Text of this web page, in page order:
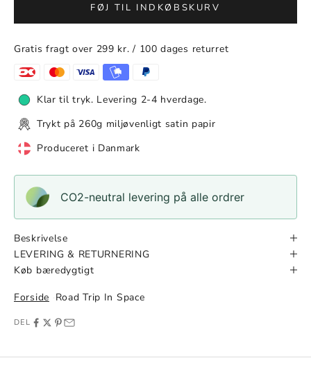
FØJ TIL INDKØBSKURV
Gratis fragt over 299 kr. / 100 dages returret
Klar til tryk. Levering 2-4 hverdage.
Trykt på 260g miljøvenligt satin papir
Produceret i Danmark
CO2-neutral levering på alle ordrer
Beskrivelse
LEVERING & RETURNERING
Køb bæredygtigt
Forside Road Trip In Space
DEL